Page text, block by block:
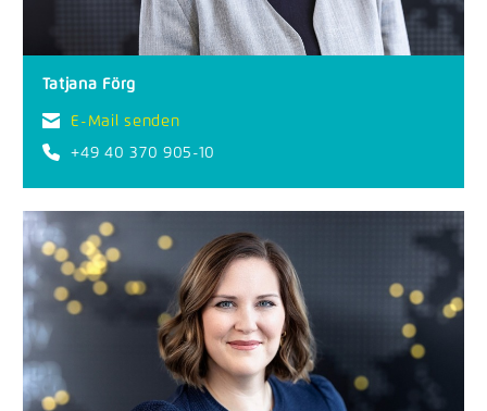
Tatjana Förg
E-Mail senden
+49 40 370 905-10